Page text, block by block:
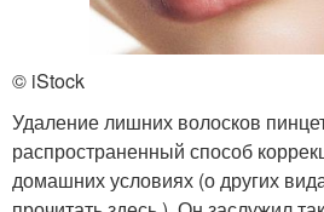
© iStock
Удаление лишних волосков
распространенный способ
домашних условиях (о других